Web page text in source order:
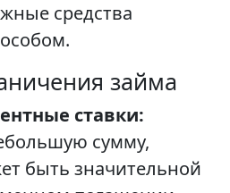
средства
займа
ставки:
сумму,
быть значительной